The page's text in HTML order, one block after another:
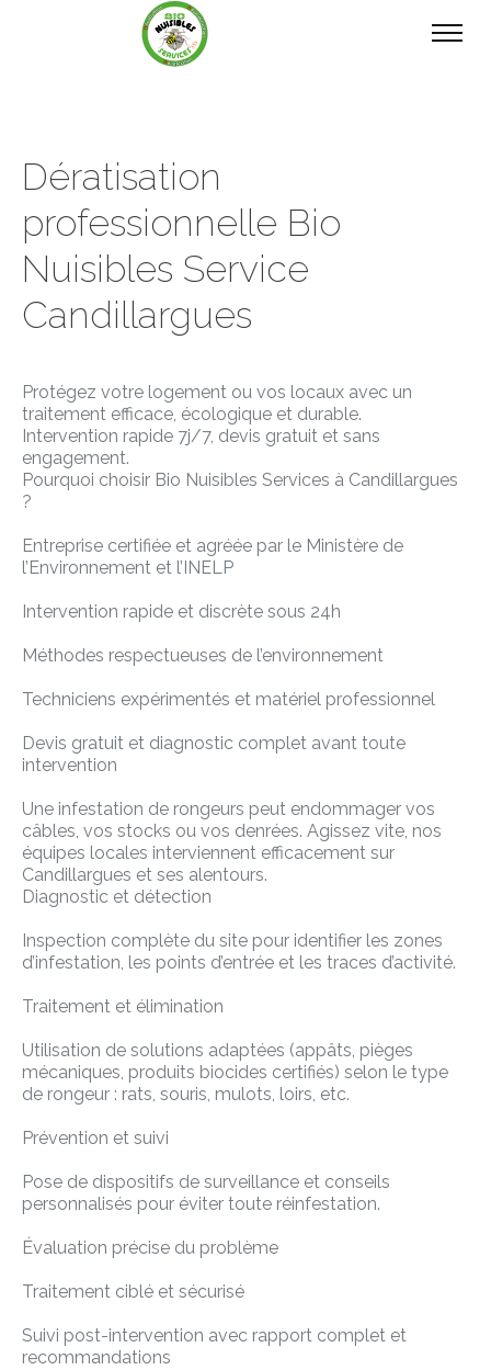
Dératisation
professionnelle Bio
Nuisibles Service
Candillargues
Protégez votre logement ou vos locaux avec un
traitement efficace, écologique et durable.
Intervention rapide 7j/7, devis gratuit et sans
engagement.
Pourquoi choisir Bio Nuisibles Services à Candillargues
?
Entreprise certifiée et agréée par le Ministère de
l’Environnement et l’INELP
Intervention rapide et discrète sous 24h
Méthodes respectueuses de l’environnement
Techniciens expérimentés et matériel professionnel
Devis gratuit et diagnostic complet avant toute
intervention
Une infestation de rongeurs peut endommager vos
câbles, vos stocks ou vos denrées. Agissez vite, nos
équipes locales interviennent efficacement sur
Candillargues et ses alentours.
Diagnostic et détection
Inspection complète du site pour identifier les zones
d’infestation, les points d’entrée et les traces d’activité.
Traitement et élimination
Utilisation de solutions adaptées (appâts, pièges
mécaniques, produits biocides certifiés) selon le type
de rongeur : rats, souris, mulots, loirs, etc.
Prévention et suivi
Pose de dispositifs de surveillance et conseils
personnalisés pour éviter toute réinfestation.
Évaluation précise du problème
Traitement ciblé et sécurisé
Suivi post-intervention avec rapport complet et
recommandations